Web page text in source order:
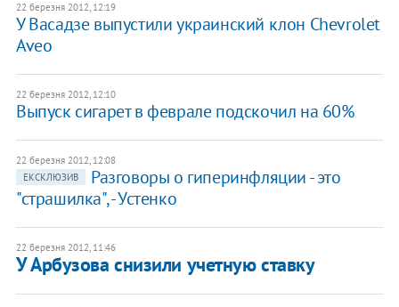
22 березня 2012, 12:19
У Васадзе выпустили украинский клон Chevrolet
Aveo
22 березня 2012, 12:10
Выпуск сигарет в феврале подскочил на 60%
22 березня 2012, 12:08
ЕКСКЛЮЗИВ
Разговоры о гиперинфляции - это
"страшилка", - Устенко
22 березня 2012, 11:46
У Арбузова снизили учетную ставку